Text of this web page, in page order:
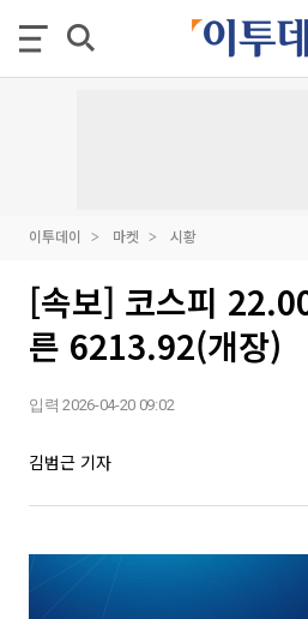
이투데이 마켓 시황
[속보] 코스피
른 6213.92(개장)
입력 2026-04-20 09:02
김범근 기자